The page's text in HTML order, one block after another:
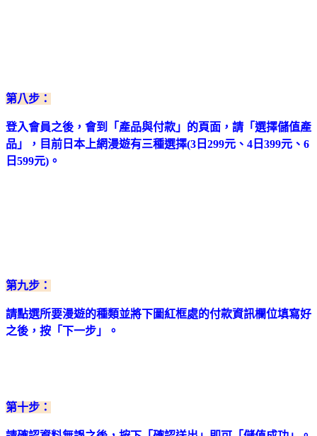
第八步：
登入會員之後，會到「產品與付款」的頁面，請「選擇儲值產
品」，目前日本上網漫遊有三種選擇(3日299元、4日399元、6
日599元) 。
第九步：
請點選所要漫遊的種類並將下圖紅框處的付款資訊欄位填寫好
之後，按「下一步」。
第十步：